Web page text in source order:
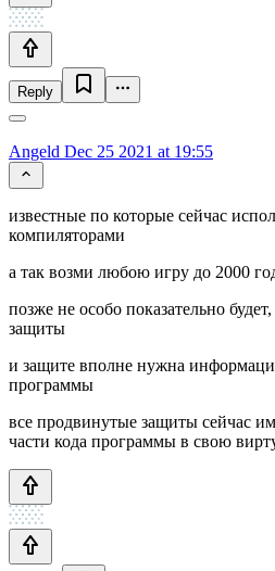
Reply
Angeld Dec 25 2021 at 19:55
известные по которые сейчас
компиляторами
а так возми любою игру до 2000
позже не особо показательно
защиты
и защите вполне нужна
программы
все продвинутые защиты сейчас
части кода программы в свою